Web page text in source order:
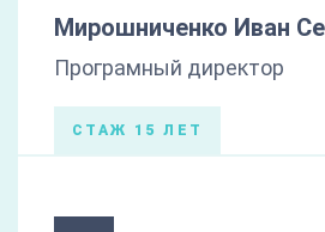
Мирошниченко Иван
Програмный директор
СТАЖ 15 ЛЕТ